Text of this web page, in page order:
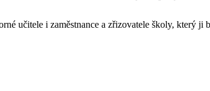
učitele i zaměstnance a zřizovatele školy, který